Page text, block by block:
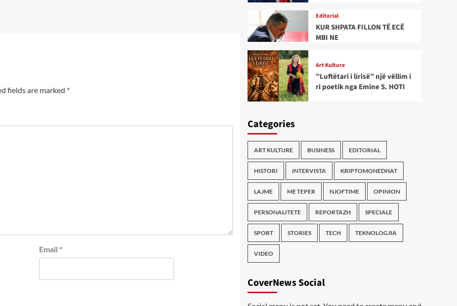
fields are marked *
Email *
Editorial
KUR SHPATA FILLON TË ECË
MBI NE
Art Kulture
”Luftëtari i lirisë” një vëllim i
ri poetik nga Emine S. HOTI
Categories
ART KULTURE BUSINESS EDITORIAL
HISTORI INTERVISTA KRIPTOMONEDHAT
LAJME ME TEPER NJOFTIME OPINION
PERSONALITETE REPORTAZH SPECIALE
SPORT STORIES TECH TEKNOLOGJIA
VIDEO
CoverNews Social